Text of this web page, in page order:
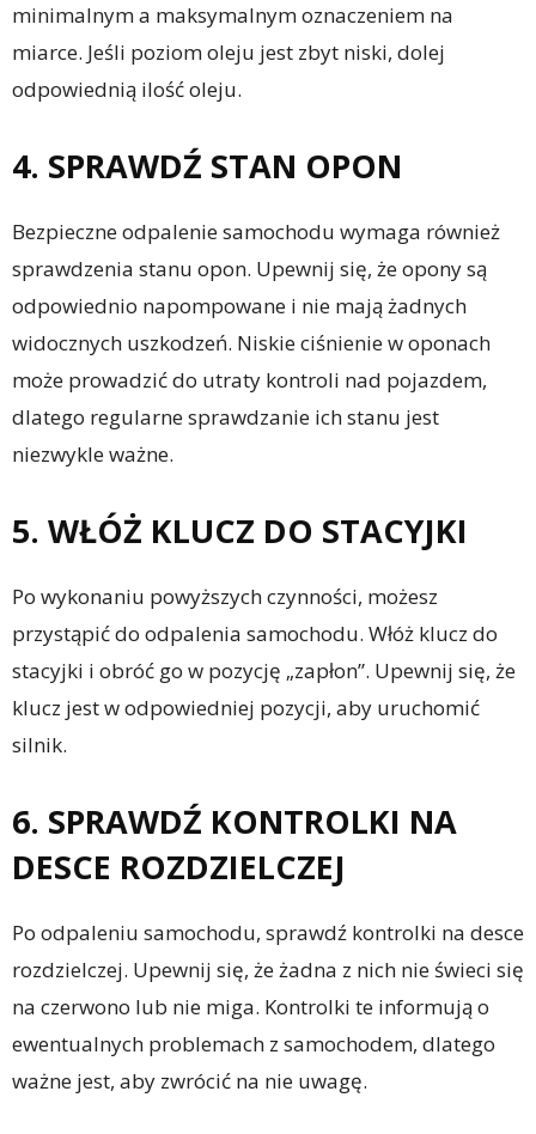
minimalnym a maksymalnym oznaczeniem na
miarce. Jeśli poziom oleju jest zbyt niski, dolej
odpowiednią ilość oleju.
4. SPRAWDŹ STAN OPON
Bezpieczne odpalenie samochodu wymaga również
sprawdzenia stanu opon. Upewnij się, że opony są
odpowiednio napompowane i nie mają żadnych
widocznych uszkodzeń. Niskie ciśnienie w oponach
może prowadzić do utraty kontroli nad pojazdem,
dlatego regularne sprawdzanie ich stanu jest
niezwykle ważne.
5. WŁÓŻ KLUCZ DO STACYJKI
Po wykonaniu powyższych czynności, możesz
przystąpić do odpalenia samochodu. Włóż klucz do
stacyjki i obróć go w pozycję „zapłon”. Upewnij się, że
klucz jest w odpowiedniej pozycji, aby uruchomić
silnik.
6. SPRAWDŹ KONTROLKI NA
DESCE ROZDZIELCZEJ
Po odpaleniu samochodu, sprawdź kontrolki na desce
rozdzielczej. Upewnij się, że żadna z nich nie świeci się
na czerwono lub nie miga. Kontrolki te informują o
ewentualnych problemach z samochodem, dlatego
ważne jest, aby zwrócić na nie uwagę.